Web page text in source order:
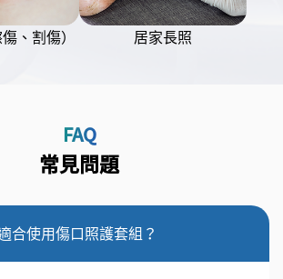
、割傷） 居家長照
常見問題
FAQ
合使用傷口照護套組？